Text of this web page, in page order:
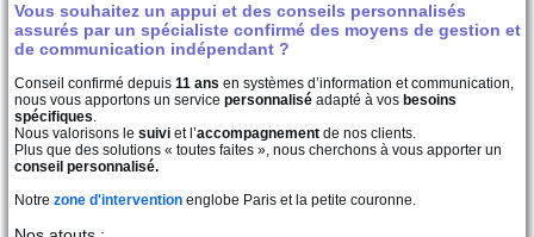
Vous souhaitez un appui et des conseils personnalisés
assurés par un spécialiste confirmé des moyens de gestion et
de communication indépendant ?
Conseil confirmé depuis 11 ans en systèmes d’information et communication,
nous vous apportons un service personnalisé adapté à vos besoins
spécifiques.
Nous valorisons le suivi et l’accompagnement de nos clients.
Plus que des solutions « toutes faites », nous cherchons à vous apporter un
conseil personnalisé.
Notre zone d'intervention englobe Paris et la petite couronne.